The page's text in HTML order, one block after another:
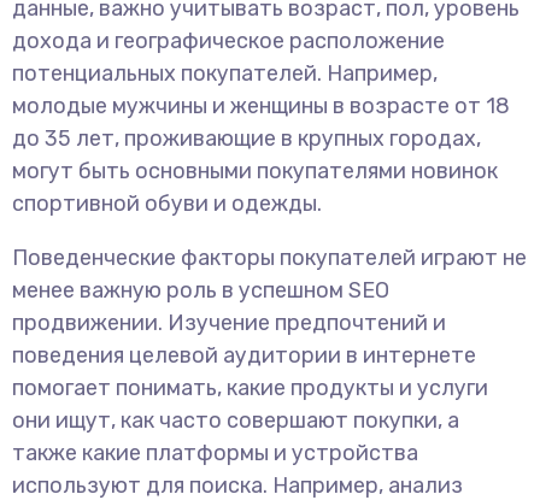
данные, важно учитывать возраст, пол, уровень
дохода и географическое расположение
потенциальных покупателей. Например,
молодые мужчины и женщины в возрасте от 18
до 35 лет, проживающие в крупных городах,
могут быть основными покупателями новинок
спортивной обуви и одежды.
Поведенческие факторы покупателей играют не
менее важную роль в успешном SEO
продвижении. Изучение предпочтений и
поведения целевой аудитории в интернете
помогает понимать, какие продукты и услуги
они ищут, как часто совершают покупки, а
также какие платформы и устройства
используют для поиска. Например, анализ